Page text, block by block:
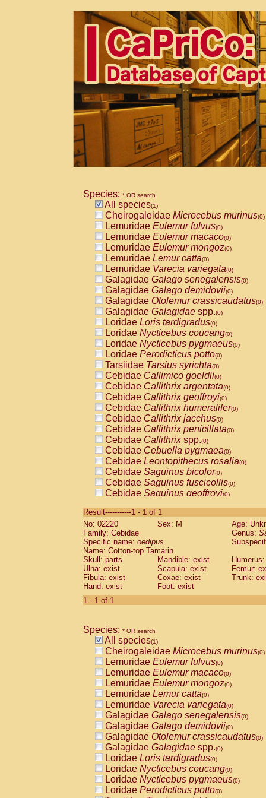
Species: * OR search
All species(1)
Cheirogaleidae Microcebus murinus(0)
Lemuridae Eulemur fulvus(0)
Lemuridae Eulemur macaco(0)
Lemuridae Eulemur mongoz(0)
Lemuridae Lemur catta(0)
Lemuridae Varecia variegata(0)
Galagidae Galago senegalensis(0)
Galagidae Galago demidovii(0)
Galagidae Otolemur crassicaudatus(0)
Galagidae Galagidae spp.(0)
Loridae Loris tardigradus(0)
Loridae Nycticebus coucang(0)
Loridae Nycticebus pygmaeus(0)
Loridae Perodicticus potto(0)
Tarsiidae Tarsius syrichta(0)
Cebidae Callimico goeldii(0)
Cebidae Callithrix argentata(0)
Cebidae Callithrix geoffroyi(0)
Cebidae Callithrix humeralifer(0)
Cebidae Callithrix jacchus(0)
Cebidae Callithrix penicillata(0)
Cebidae Callithrixspp.(0)
Cebidae Cebuella pygmaea(0)
Cebidae Leontopithecus rosalia(0)
Cebidae Saguinus bicolor(0)
Cebidae Saguinus fuscicollis(0)
Cebidae Saguinus geoffroyi(0)
CebidaeSaguinus labiatus(0)
Cebidae Saguinus leucopus (0)
Cebidae
CebidaeSaguinus mystax
Cebidae Saguinus nigricollis (0)
Cebidae Saguinus oedipus
Cebidae Saguinus weddelli
Cebidae Saguinusspp.
Cebidae
CebidaeCebus capucinus
CebidaeCebus nigrivittatus
CebidaeCebus spp.(0)
CebidaeSaimiri boliviensis(0)
CebidaeSaimiri sciureus(0)
AtelidaeAlouatta caraya(0)
AtelidaeAlouatta fusca(0)
AtelidaeAlouatta seniculus(0)
AtelidaeAlouattaspp.(0)
AtelidaeAteles belzebuth(0)
AtelidaeAteles geoffroyi(0)
AtelidaeAteles paniscus(0)
AtelidaeAtelesspp.(0)
AtelidaeLagothrix lagothricha(0)
AtelidaeLagothrix lagothricha cana
PitheciidaeCacajao calvus
Result-----------1 - 1 of 1
No: 02220
Sex: M
Age:
Family: Cebidae
Genus:
Specific name: oedipus
Name: Cotton-top Tamarin
Skull: parts
Mandible: exist
Ulna: exist
Scapula: exist
Femur:
Fibula: exist
Coxae: exist
Trunk:
Hand: exist
Foot: exist
1 - 1 of 1
Species: * OR search
All species(1)
Cheirogaleidae Microcebus murinus(0)
Lemuridae Eulemur fulvus(0)
Lemuridae Eulemur macaco(0)
Lemuridae Eulemur mongoz(0)
Lemuridae Lemur catta(0)
Lemuridae Varecia variegata(0)
Galagidae Galago senegalensis(0)
Galagidae Galago demidovii(0)
Galagidae Otolemur crassicaudatus(0)
Galagidae Galagidae spp.(0)
Loridae Loris tardigradus(0)
Loridae Nycticebus coucang(0)
Loridae Nycticebus pygmaeus(0)
Loridae Perodicticus potto(0)